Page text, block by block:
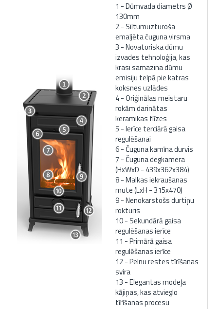
1 - Dūmvada diametrs Ø
130mm
2 - Siltumuzturoša
emaljēta čuguna virsma
3 - Novatoriska dūmu
izvades tehnoloģija, kas
krasi samazina dūmu
emisiju telpā pie katras
koksnes uzlādes
4 - Oriģinālas meistaru
rokām darinātas
keramikas flīzes
5 - Ierīce terciārā gaisa
regulēšanai
6 - Čuguna kamīna durvis
7 - Čuguna degkamera
(HxWxD - 439x362x384)
8 - Malkas iekraušanas
mute (LxH - 315x470)
9 - Nenokarstošs durtiņu
rokturis
10 - Sekundārā gaisa
regulēšanas ierīce
11 - Primārā gaisa
regulēšanas ierīce
12 - Pelnu restes tīrīšanas
svira
13 - Elegantas modeļa
kājiņas, kas atvieglo
tīrīšanas procesu